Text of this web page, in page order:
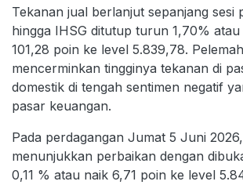
Tekanan jual berlanjut sepanjang sesi
hingga IHSG ditutup turun 1,70%
101,28 poin ke level 5.839,78.
mencerminkan tingginya tekanan di
domestik di tengah sentimen negatif
pasar keuangan.
Pada perdagangan Jumat 5 Juni
menunjukkan perbaikan dengan
0,11 % atau naik 6,71 poin ke level